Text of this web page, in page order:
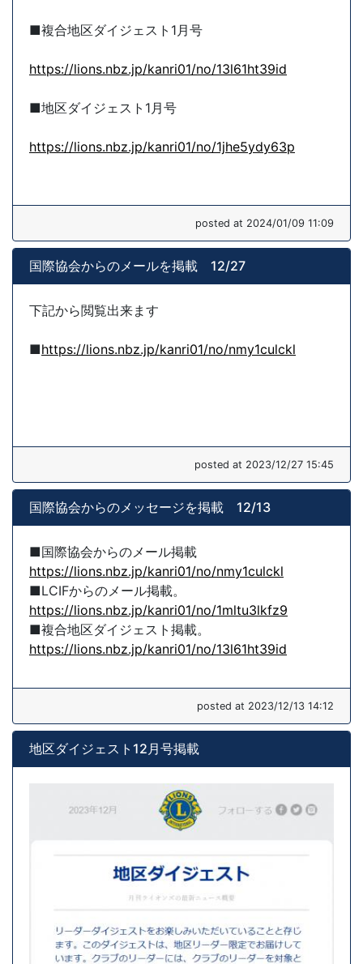
■複合地区ダイジェスト1月号
https://lions.nbz.jp/kanri01/no/13l61ht39id
■地区ダイジェスト1月号
https://lions.nbz.jp/kanri01/no/1jhe5ydy63p
posted at 2024/01/09 11:09
国際協会からのメールを掲載 12/27
下記から閲覧出来ます
■https://lions.nbz.jp/kanri01/no/nmy1culckl
posted at 2023/12/27 15:45
国際協会からのメッセージを掲載 12/13
■国際協会からのメール掲載
https://lions.nbz.jp/kanri01/no/nmy1culckl
■LCIFからのメール掲載。
https://lions.nbz.jp/kanri01/no/1mltu3lkfz9
■複合地区ダイジェスト掲載。
https://lions.nbz.jp/kanri01/no/13l61ht39id
posted at 2023/12/13 14:12
地区ダイジェスト12月号掲載